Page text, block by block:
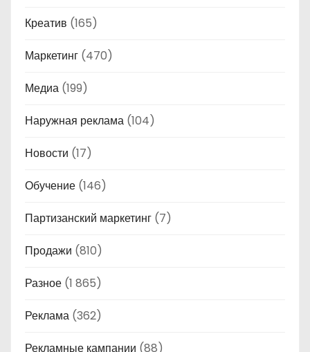
Креатив (165)
Маркетинг (470)
Медиа (199)
Наружная реклама (104)
Новости (17)
Обучение (146)
Партизанский маркетинг (7)
Продажи (810)
Разное (1 865)
Реклама (362)
Рекламные кампании (88)